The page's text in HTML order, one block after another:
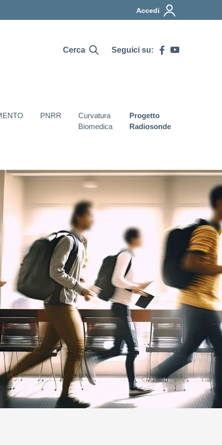
Accedi
Cerca Seguici su:
PNRR
Curvatura
Biomedica
Progetto
Radiosonde